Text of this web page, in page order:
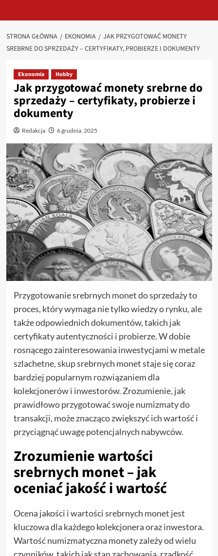
STRONA GŁÓWNA EKONOMIA
JAK PRZYGOTOWAĆ MONETY
SREBRNE DO SPRZEDAŻY – CERTYFIKATY, PROBIERZE I DOKUMENTY
Ekonomia Hobby
Jak przygotować monety srebrne do
sprzedaży – certyfikaty, probierze i
dokumenty
Redakcja 6 grudnia, 2025
Przygotowanie srebrnych monet do sprzedaży to
proces, który wymaga nie tylko wiedzy o rynku, ale
także odpowiednich dokumentów, takich jak
certyfikaty autentyczności i probierze. W dobie
rosnącego zainteresowania inwestycjami w metale
szlachetne, skup srebrnych monet staje się coraz
bardziej popularnym rozwiązaniem dla
kolekcjonerów i inwestorów. Zrozumienie, jak
prawidłowo przygotować swoje numizmaty do
transakcji, może znacząco zwiększyć ich wartość i
przyciągnąć uwagę potencjalnych nabywców.
Zrozumienie wartości
srebrnych monet – jak
oceniać jakość i wartość
Ocena jakości i wartości srebrnych monet jest
kluczowa dla każdego kolekcjonera oraz inwestora.
Wartość numizmatyczna monety zależy od wielu